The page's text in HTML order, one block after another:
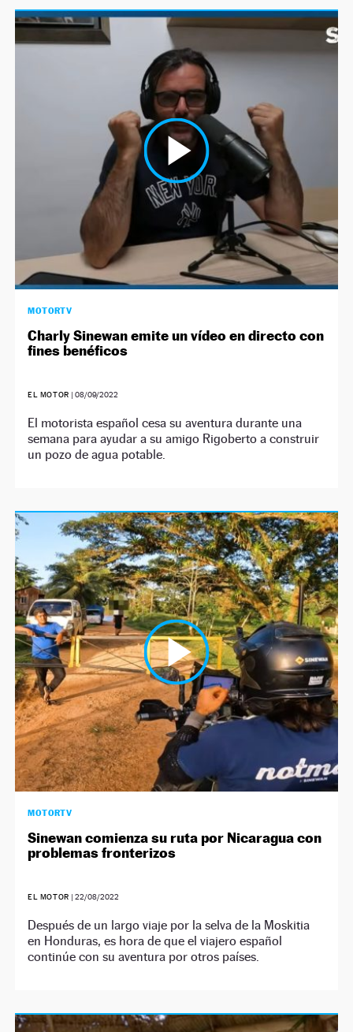
MOTORTV
Charly Sinewan emite un vídeo en directo con
fines benéficos
EL MOTOR | 08/09/2022
El motorista español cesa su aventura durante una
semana para ayudar a su amigo Rigoberto a construir
un pozo de agua potable.
MOTORTV
Sinewan comienza su ruta por Nicaragua con
problemas fronterizos
EL MOTOR | 22/08/2022
Después de un largo viaje por la selva de la Moskitia
en Honduras, es hora de que el viajero español
continúe con su aventura por otros países.